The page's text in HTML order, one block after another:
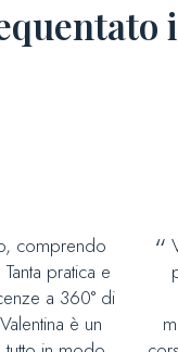
i
comprendo
pratica e
a 360° di
è un